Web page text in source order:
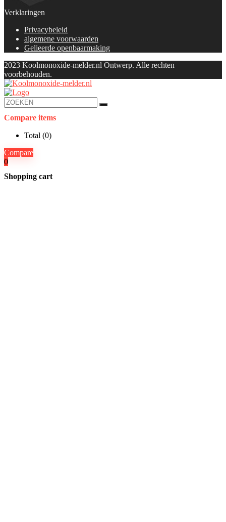
Verklaringen
Privacybeleid
algemene voorwaarden
Gelieerde openbaarmaking
2023 Koolmonoxide-melder.nl Ontwerp. Alle rechten
voorbehouden.
Compare items
Total (0)
Compare
0
Shopping cart